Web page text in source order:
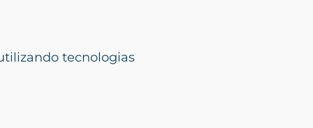
tecnologias